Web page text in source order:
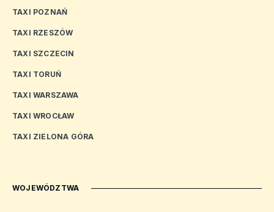
TAXI POZNAŃ
TAXI RZESZÓW
TAXI SZCZECIN
TAXI TORUŃ
TAXI WARSZAWA
TAXI WROCŁAW
TAXI ZIELONA GÓRA
WOJEWÓDZTWA